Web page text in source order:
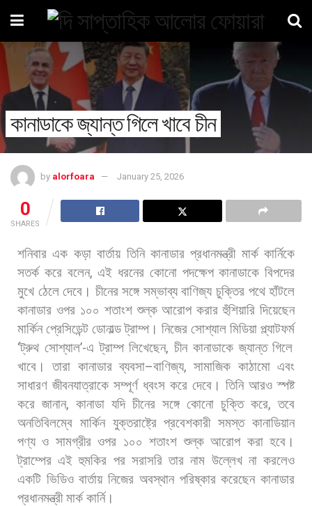
কানাডাকে জ্যান্ত গিলে খাবে চীন
by alorfoara January 25, 2026
0
SHARES
শনিবার এক কড়া বার্তায় তিনি কানাডার প্রধানমন্ত্রী মার্ক কার্নিকে
সতর্ক করে বলেন,এই ধরনের কোনো পদক্ষেপ কানাডাকে বিপদের
মুখে ঠেলে দেবে। চীনের সঙ্গে সম্ভাব্য বাণিজ্য চুক্তির পথে হাঁটলে
কানাডার ওপর ১০০ শতাংশ শুল্ক আরোপ করার হুঁশিয়ারি দিয়েছেন
মার্কিন প্রেসিডেন্ট ডোনাল্ড ট্রাম্প। নিজের সোশ্যাল মিডিয়া প্ল্যাটফর্ম
‌‌‘ট্রুথ সোশ্যাল’-এ ট্রাম্প লিখেছেন, চীন কানাডাকে জ্যান্ত গিলে
খাবে।
তারা কানাডার ব্যবসা–বাণিজ্য,সামাজিক কাঠামো এবং
সাধারণ জীবনযাত্রাকে সম্পূর্ণ ধ্বংস করে দেবে। তিনি আরও স্পষ্ট
করে জানান, কানাডা যদি চীনের সঙ্গে কোনো চুক্তি করে,তবে
অনতিবিলম্বে মার্কিন যুক্তরাষ্ট্রে প্রবেশকারী সমস্ত কানাডিয়ান
পণ্য ও সামগ্রীর ওপর ১০০ শতাংশ শুল্ক আরোপ করা হবে।
ট্রাম্পের এই হুমকির পর সরাসরি তার নাম উল্লেখ না করলেও
একটি ভিডিও বার্তায় নিজের অবস্থান পরিষ্কার করেছেন কানাডার
প্রধানমন্ত্রী মার্ক কার্নি।